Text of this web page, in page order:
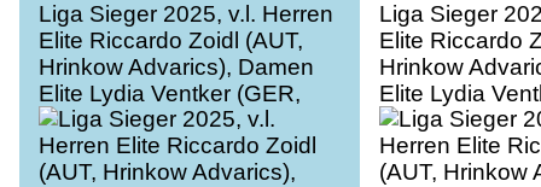
Liga Sieger 2025, v.l. Herren
Elite Riccardo Zoidl (AUT,
Hrinkow Advarics), Damen
Elite Lydia Ventker (GER,
RSG Team Cookina ARBÖ
ASKÖ Graz/ RSV Gütersloh
1931 e.V), U23 Damen
Liga Sieger
Elite Riccardo
Hrinkow
Elite Lydia
RSG Team
ASKÖ Graz/
1931 e.V),